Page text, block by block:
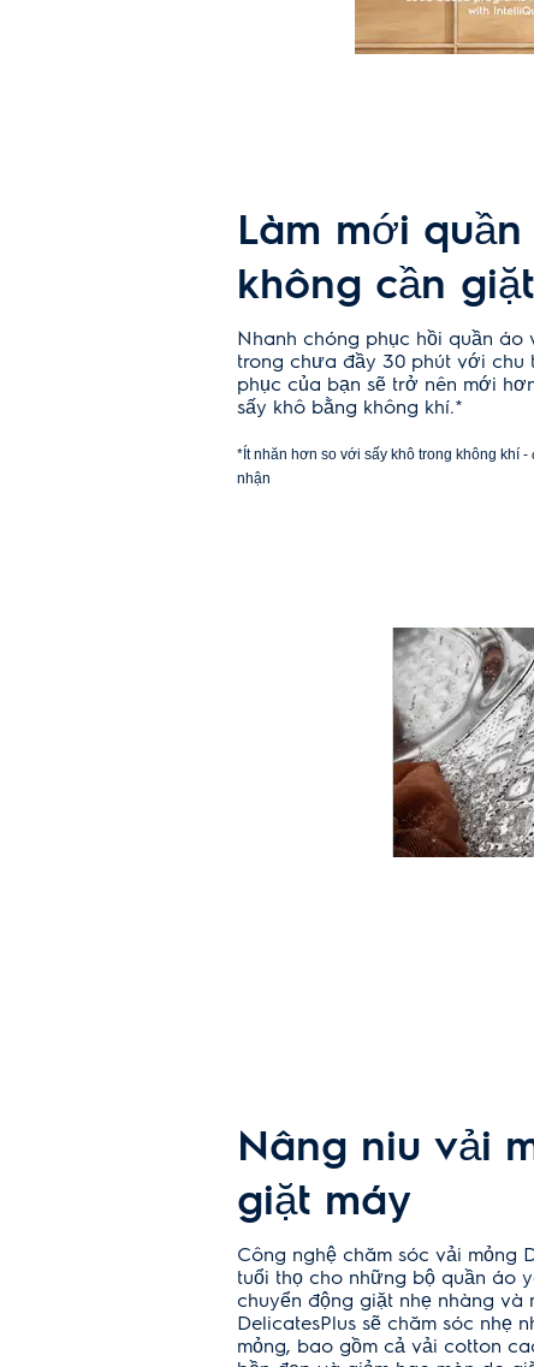
Công suất tối đa (W): 2100
Nguồn điện (V): 220-240
Kích thước sản phẩm: (R)600 mm x (S)659 mm x (C) 850
Khối lượng tịnh (kg): 75
Làm mới
không cần giặt
Nhanh chóng phục hồi quần áo
trong chưa đầy 30 phút với chu
phục của bạn sẽ trở nên mới
sấy khô bằng không khí.*
*Ít nhăn hơn so với sấy khô trong không khí
nhận
Nâng niu vải
giặt máy
Công nghệ chăm sóc vải mỏng
tuổi thọ cho những bộ quần áo
chuyển động giặt nhẹ nhàng
DelicatesPlus sẽ chăm sóc nhẹ
mỏng, bao gồm cả vải cotton